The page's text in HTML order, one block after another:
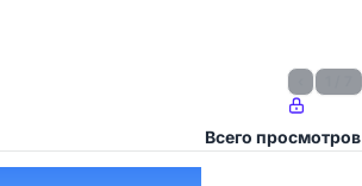
Всего просмотров